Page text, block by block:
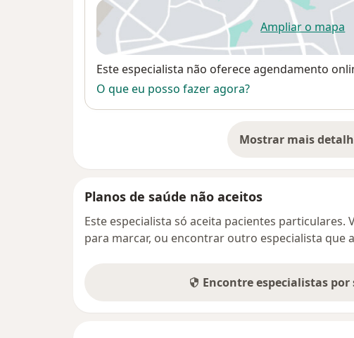
Ampliar o mapa
abre
Disponibilidade
Este especialista não oferece agendamento
O que eu posso fazer agora?
Mostrar maissobre o
Planos de saúde não aceitos
Este especialista só aceita pacientes particulares.
para marcar, ou encontrar outro especialista que
Encontre especialistas